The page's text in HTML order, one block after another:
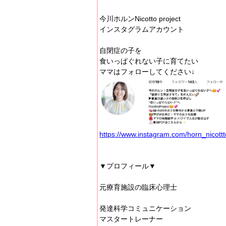
今川ホルンNicotto project
インスタグラムアカウント
自閉症の子を
食いっぱぐれない子に育てたい
ママはフォローしてください↓
https://www.instagram.com/
▼プロフィール▼
元療育施設の臨床心理士
発達科学コミュニケーション
マスタートレーナー